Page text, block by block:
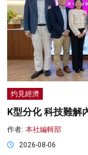
灼見經濟
K型分化 科技難解
作者: 本社編輯部
2026-08-06